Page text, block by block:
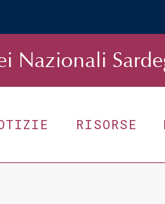
Nazionali
RISORSE